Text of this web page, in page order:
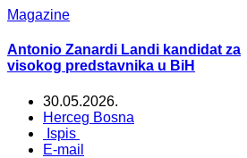
Magazine
Antonio Zanardi Landi kandidat za
visokog predstavnika u BiH
30.05.2026.
Herceg Bosna
Ispis
E-mail